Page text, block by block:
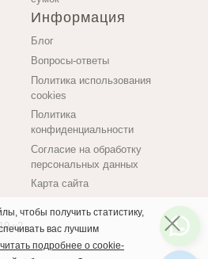
Информация
Блог
Вопросы-ответы
Политика использования
cookies
Политика
конфиденциальности
Согласие на обработку
персональных данных
Карта сайта
к2
чтобы получить статистику,
вас лучшим
подробнее о cookie-